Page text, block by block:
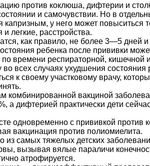
против коклюша, дифтерии и
и самочувствии. Но в
капризным, у него может повыситься
и легкие, расстройства.
как правило, не более 3—5 дней и
ребенка после прививки
времени респираторной, кишечной
всех случаях ухудшения состояния
к своему участковому врачу,
комбинированной вакциной
а дифтерией практически дети
одновременно с прививкой против
вакцинация против полиомиелита.
самых тяжелых детских
вызывая вялые параличи
атрофируется.